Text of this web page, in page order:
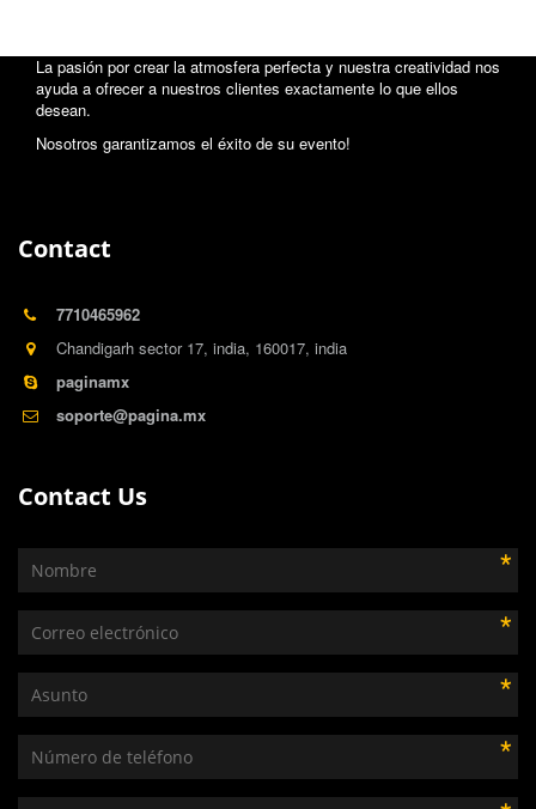
La pasión por crear la atmosfera perfecta y nuestra creatividad nos
ayuda a ofrecer a nuestros clientes exactamente lo que ellos
desean.
Nosotros garantizamos el éxito de su evento!
Contact
7710465962
Chandigarh sector 17, india, 160017, india
paginamx
soporte@pagina.mx
Contact Us